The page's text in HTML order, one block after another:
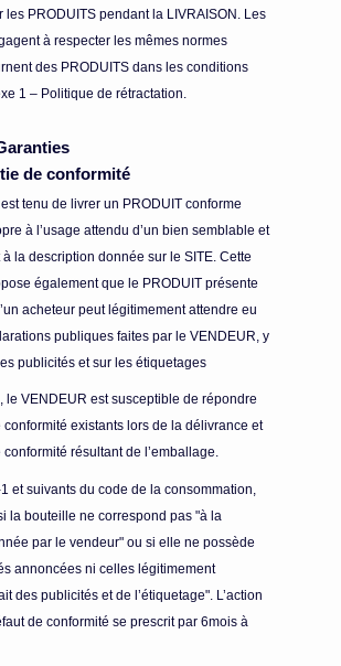
les PRODUITS pendant la LIVRAISON. Les
à respecter les mêmes normes
des PRODUITS dans les conditions
1 – Politique de rétractation.
de conformité
tenu de livrer un PRODUIT conforme
à l’usage attendu d’un bien semblable et
la description donnée sur le SITE. Cette
également que le PRODUIT présente
acheteur peut légitimement attendre eu
publiques faites par le VENDEUR, y
publicités et sur les étiquetages
le VENDEUR est susceptible de répondre
conformité existants lors de la délivrance et
résultant de l’emballage.
et suivants du code de la consommation,
la bouteille ne correspond pas "à la
par le vendeur" ou si elle ne possède
annoncées ni celles légitimement
des publicités et de l’étiquetage". L’action
de conformité se prescrit par 6mois à